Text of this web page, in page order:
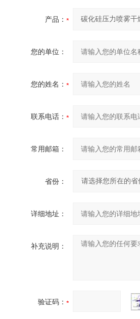
产品：
您的单位：
您的姓名：
联系电话：
常用邮箱：
省份：
详细地址：
补充说明：
验证码：